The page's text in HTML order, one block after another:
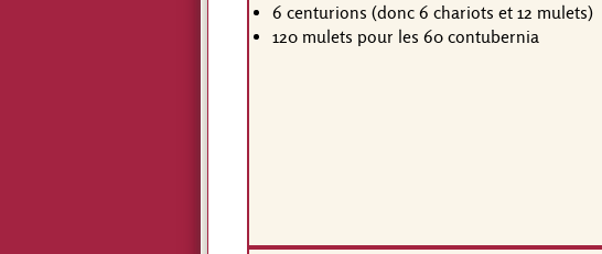
6 centurions (donc 6 chariots et 12 mulets)
120 mulets pour les 60 contubernia